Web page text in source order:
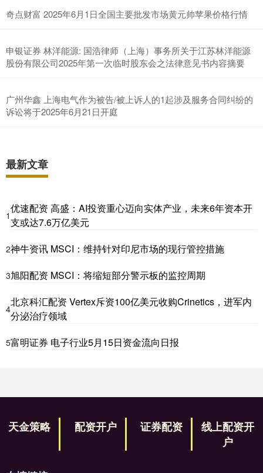
奇点财富 2025年6月1日全国主要批发市场黄元帅苹果价格行情
申银证券 林洋能源: 国浩律师（上海）事务所关于江苏林洋能源
股份有限公司2025年第一次临时股东会之法律意见书内容摘要
广州华鑫 上海电气作为被告/被上诉人的1起涉及服务合同纠纷的
诉讼将于2025年6月21日开庭
最新文章
1
优速配资 高盛：AI投资重心迈向实体产业，未来6年资本开
支或达7.6万亿美元
2神牛资讯 MSCI：维持针对印尼市场的现行管控措施
3旭阳配资 MSCI：将缩短部分警示板的监控周期
4
北京科汇配资 Vertex斥资100亿美元收购Crinetics，进军内
分泌治疗领域
5富明证券 电子行业5月15日资金流向日报
天金策略 配资开户 证券配资
线上配资开
户